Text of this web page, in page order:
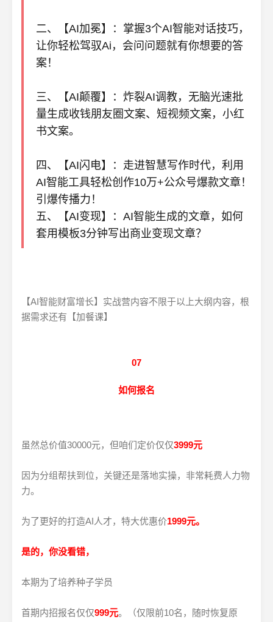
二、【AI加冕】：掌握3个AI智能对话技巧，
让你轻松驾驭Ai，会问问题就有你想要的答
案！
三、【AI颠覆】：炸裂AI调教，无脑光速批
量生成收钱朋友圈文案、短视频文案，小红
书文案。
四、【AI闪电】：走进智慧写作时代，利用
AI智能工具轻松创作10万+公众号爆款文章！
引爆传播力！
五、【AI变现】：AI智能生成的文章，如何
套用模板3分钟写出商业变现文章？
【AI智能财富增长】实战营内容不限于以上大纲内容，根
据需求还有【加餐课】
07
如何报名
虽然总价值30000元，但咱们定价仅仅3999元
因为分组帮扶到位，关键还是落地实操，非常耗费人力物
力。
为了更好的打造AI人才，特大优惠价1999元。
是的，你没看错，
本期为了培养种子学员
首期内招报名仅仅999元。（仅限前10名，随时恢复原